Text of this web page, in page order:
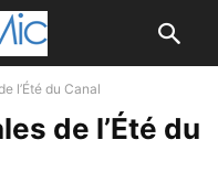
l’Été du Canal
de l’Été du